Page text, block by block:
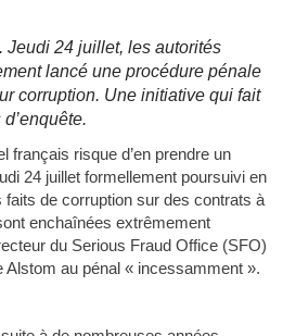
Jeudi 24 juillet, les autorités
lancé une procédure pénale
corruption. Une initiative qui fait
français risque d’en prendre un
24 juillet formellement poursuivi en
de corruption sur des contrats à
enchaînées extrêmement
du Serious Fraud Office (SFO)
Alstom au pénal « incessamment ».